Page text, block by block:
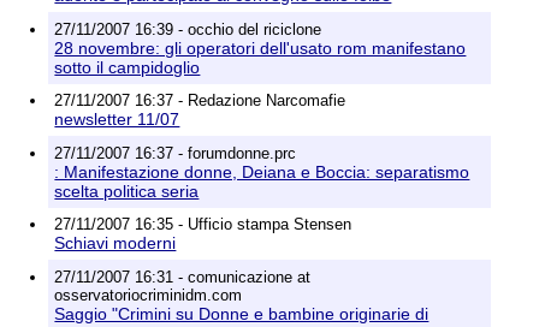
27/11/2007 16:39 - occhio del riciclone
28 novembre: gli operatori dell'usato rom manifestano
sotto il campidoglio
27/11/2007 16:37 - Redazione Narcomafie
newsletter 11/07
27/11/2007 16:37 - forumdonne.prc
: Manifestazione donne, Deiana e Boccia: separatismo
scelta politica seria
27/11/2007 16:35 - Ufficio stampa Stensen
Schiavi moderni
27/11/2007 16:31 - comunicazione at
osservatoriocriminidm.com
Saggio "Crimini su Donne e bambine originarie di